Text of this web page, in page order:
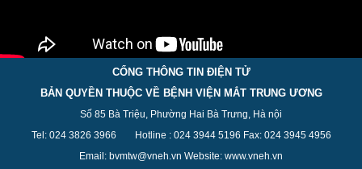
CỔNG THÔNG TIN ĐIỆN TỬ
BẢN QUYỀN THUỘC VỀ BỆNH VIỆN MẮT TRUNG ƯƠNG
Số 85 Bà Triệu, Phường Hai Bà Trưng, Hà nội
Tel: 024 3826 3966 Hotline : 024 3944 5196 Fax: 024 3945 4956
Email: bvmtw@vneh.vn Website: www.vneh.vn